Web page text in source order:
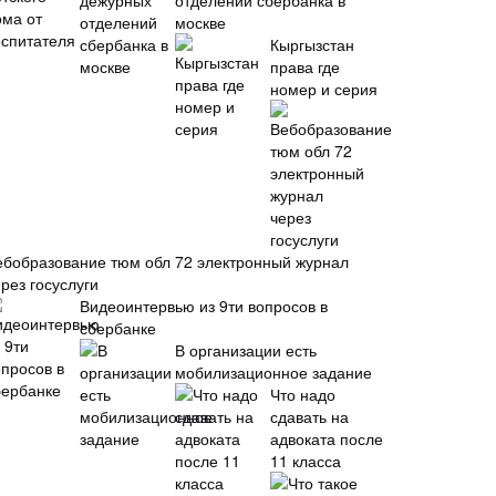
москве
Кыргызстан
права где
номер и серия
тюм обл 72 электронный журнал
госуслуги
Видеоинтервью из 9ти вопросов в
сбербанке
В организации есть
мобилизационное задание
Что надо
сдавать на
адвоката после
11 класса